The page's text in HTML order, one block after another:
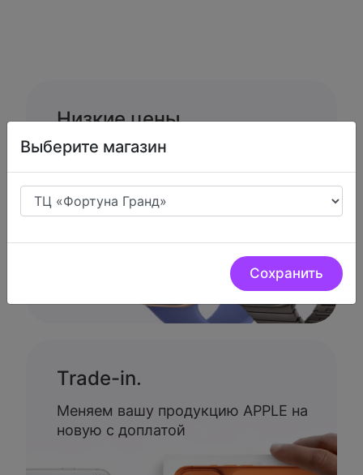
Выберите магазин
Сохранить
Низкие цены.
У нас очень низкие цены на
цифровую технику
Trade-in.
Меняем вашу продукцию APPLE на
новую с доплатой